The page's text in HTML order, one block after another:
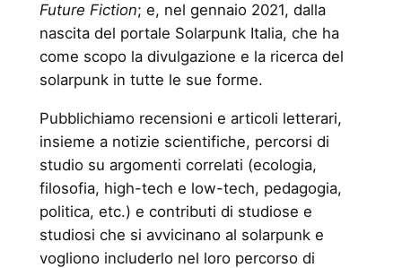
Future Fiction; e, nel gennaio 2021, dalla
nascita del portale Solarpunk Italia, che ha
come scopo la divulgazione e la ricerca del
solarpunk in tutte le sue forme.
Pubblichiamo recensioni e articoli letterari,
insieme a notizie scientifiche, percorsi di
studio su argomenti correlati (ecologia,
filosofia, high-tech e low-tech, pedagogia,
politica, etc.) e contributi di studiose e
studiosi che si avvicinano al solarpunk e
vogliono includerlo nel loro percorso di